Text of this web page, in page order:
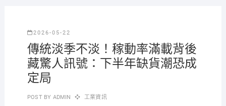
2026-05-22
傳統淡季不淡！稼動率滿載背後
藏驚人訊號：下半年缺貨潮恐成
定局
POST BY ADMIN 工業資訊